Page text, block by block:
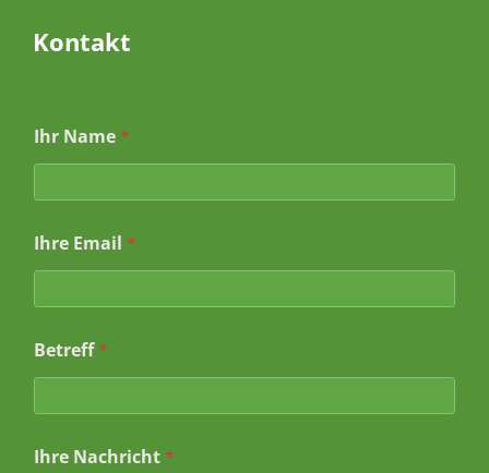
Kontakt
Ihr Name *
Ihre Email *
m
a
l
h
Betreff*
Ihre Nachricht *